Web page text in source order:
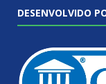
DESENVOLVIDO